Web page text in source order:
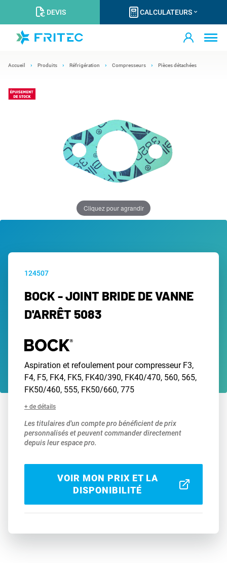
DEVIS CALCULATEURS
Accueil Produits Réfrigération Compresseurs Pièces détachées
Cliquez pour agrandir
124507
BOCK - JOINT BRIDE DE VANNE
D'ARRÊT 5083
Aspiration et refoulement pour compresseur F3,
F4, F5, FK4, FK5, FK40/390, FK40/470, 560, 565,
FK50/460, 555, FK50/660, 775
+ de détails
Les titulaires d'un compte pro bénéficient de prix
personnalisés et peuvent commander directement
depuis leur espace pro.
VOIR MON PRIX ET LA
DISPONIBILITÉ